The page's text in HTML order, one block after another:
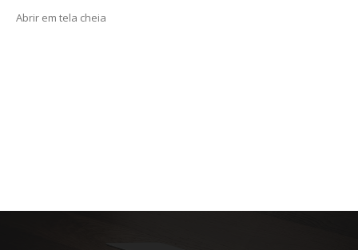
Abrir em tela cheia